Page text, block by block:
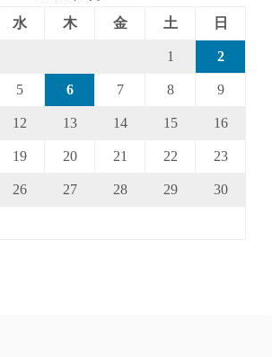
水 木 金 土 日
1 2
5 6 7 8 9
12 13 14 15 16
19 20 21 22 23
26 27 28 29 30